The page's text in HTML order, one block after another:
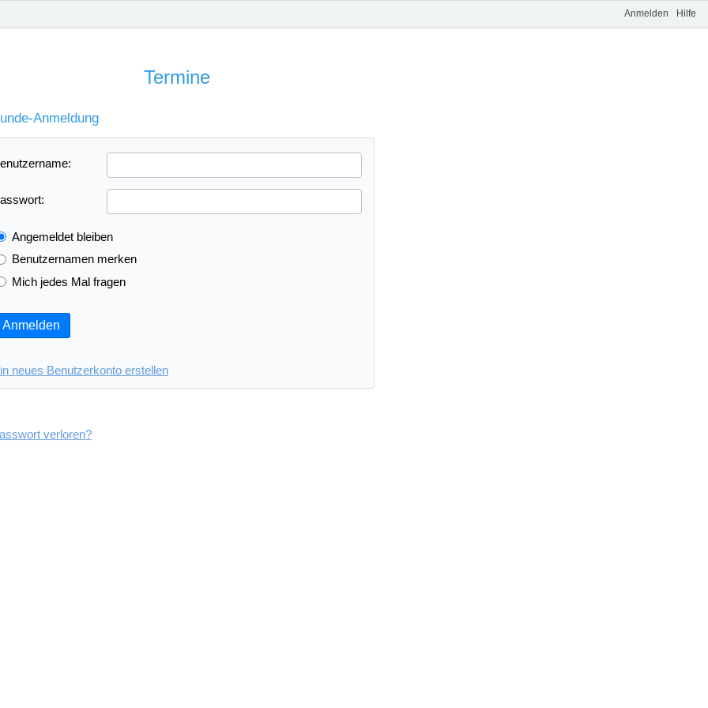
Anmelden Hilfe
Termine
Anmeldung
Angemeldet bleiben
Benutzernamen merken
Mich jedes Mal fragen
Anmelden
neues Benutzerkonto erstellen
verloren?